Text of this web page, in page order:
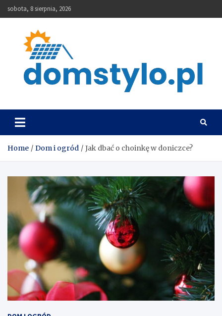
Skip
to
sobota, 8 sierpnia, 2026
DomStylo
Home Dom i ogród Jak dbać o choinkę w doniczce?